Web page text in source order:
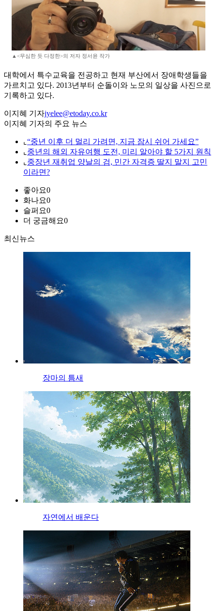
▲<무심한 듯 다정한>의 저자 정서윤 작가
대학에서 특수교육을 전공하고 현재 부산에서 장애학생들을
가르치고 있다. 2013년부터 순돌이와 노모의 일상을 사진으로
기록하고 있다.
이지혜 기자jyelee@etoday.co.kr
이지혜 기자의 주요 뉴스
⌞ “중년 이후 더 멀리 가려면, 지금 잠시 쉬어 가세요”
⌞ 중년의 해외 자유여행 도전, 미리 알아야 할 5가지 원칙
⌞ 중장년 재취업 양날의 검, 민간 자격증 딸지 말지 고민
이라면?
좋아요0
화나요0
슬퍼요0
더 궁금해요0
최신뉴스
장마의 틈새
자연에서 배운다